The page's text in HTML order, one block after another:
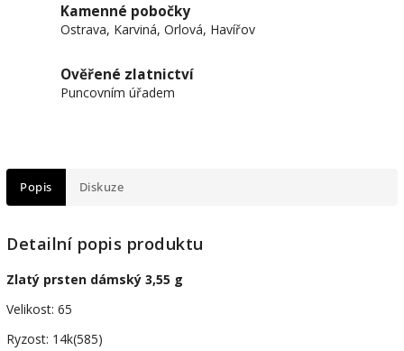
Kamenné pobočky
Ostrava, Karviná, Orlová, Havířov
Ověřené zlatnictví
Puncovním úřadem
Popis Diskuze
Detailní popis produktu
Zlatý prsten dámský 3,55 g
Velikost: 65
Ryzost: 14k(585)